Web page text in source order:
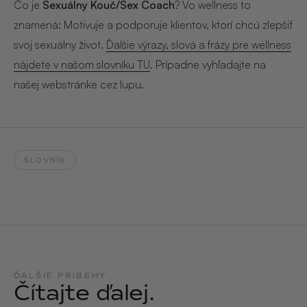
Čo je Sexuálny Kouč/Sex Coach? Vo wellness to
znamená: Motivuje a podporuje klientov, ktorí chcú zlepšiť
svoj sexuálny život. Ďalšie výrazy, slová a frázy pre wellness
nájdete v našom slovníku TU. Prípadne vyhľadajte na
našej webstránke cez lupu.
SLOVNÍK
ĎALŠIE PRÍBEHY
Čítajte ďalej.
SOLEILLE
€29,90
L´AMOUR
€24,90
MUCUMU
Candle
MUCUMU
MUCUMU
Hair & Body Mist
Hand Cream Serum
Nail Oil
Candles
CASHMERE